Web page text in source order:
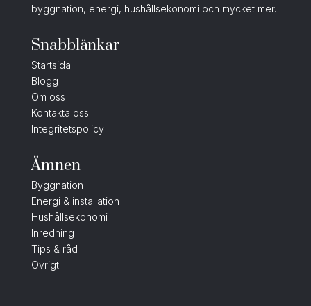
byggnation, energi, hushållsekonomi och mycket mer.
Snabblänkar
Startsida
Blogg
Om oss
Kontakta oss
Integritetspolicy
Ämnen
Byggnation
Energi & installation
Hushållsekonomi
Inredning
Tips & råd
Övrigt